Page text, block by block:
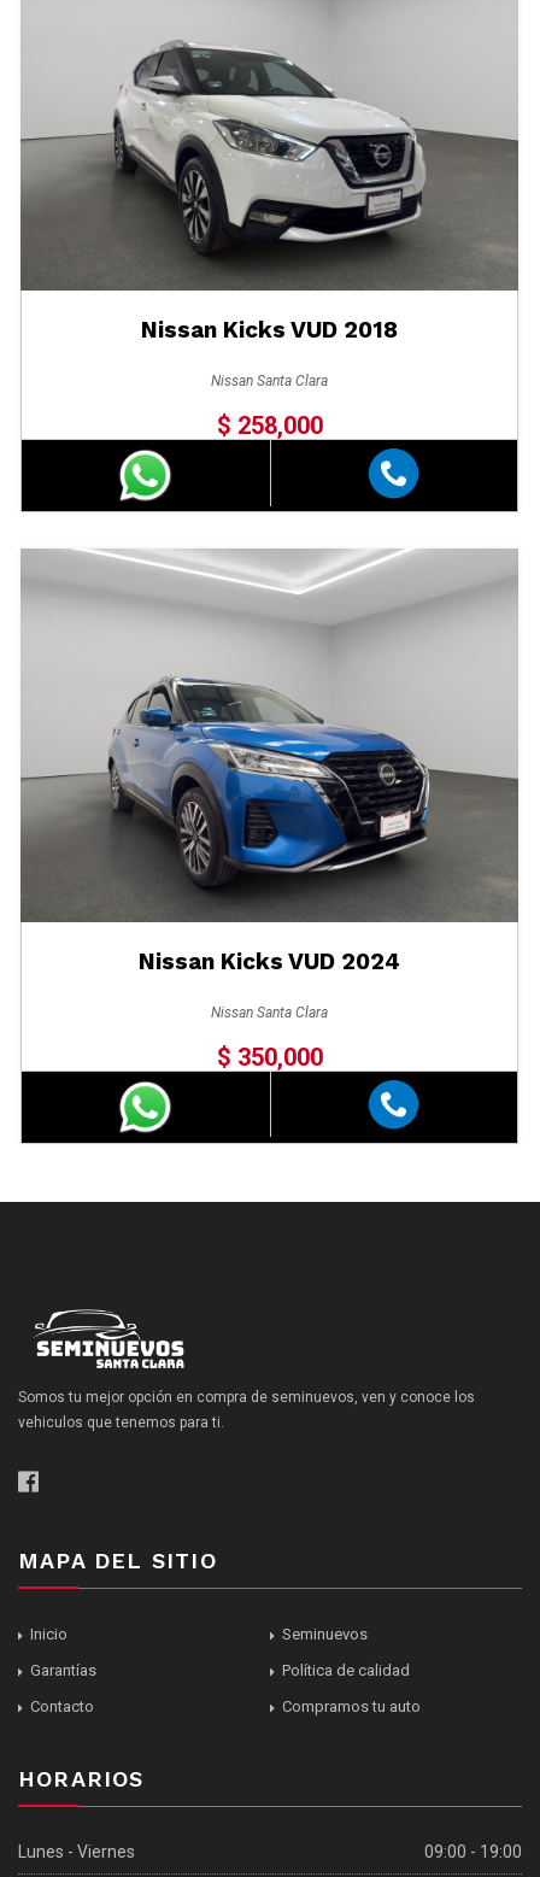
Nissan Kicks VUD 2018
Nissan Santa Clara
$ 258,000
Nissan Kicks VUD 2024
Nissan Santa Clara
$ 350,000
Somos tu mejor opción en compra de seminuevos, ven y conoce los
vehiculos que tenemos para ti.
MAPA DEL SITIO
Inicio
Seminuevos
Garantías
Política de calidad
Contacto
Compramos tu auto
HORARIOS
Lunes - Viernes 09:00 - 19:00